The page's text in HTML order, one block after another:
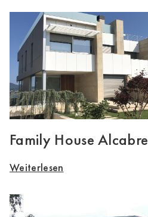
Family House Alcabre
Weiterlesen